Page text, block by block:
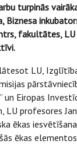
turpinās
fakultātes,
LU,
un Eiropas
LU profesores
ēkas
ēkas